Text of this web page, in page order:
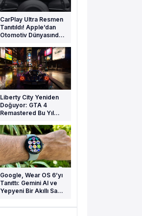
CarPlay Ultra Resmen
Tanıtıldı! Apple’dan
Otomotiv Dünyasında
Liberty City Yeniden
Doğuyor: GTA 4
Remastered Bu Yıl
Google, Wear OS 6’yı
Tanıttı: Gemini AI ve
Yepyeni Bir Akıllı Saat